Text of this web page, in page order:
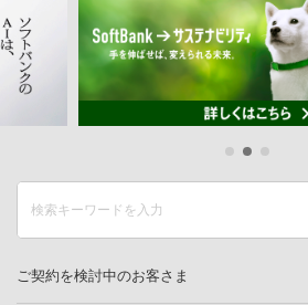
ご契約を検討中のお客さま